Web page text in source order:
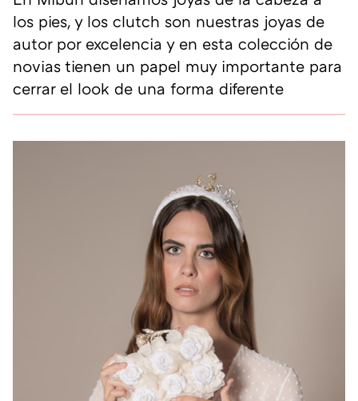
los pies, y los clutch son nuestras joyas de
autor por excelencia y en esta colección de
novias tienen un papel muy importante para
cerrar el look de una forma diferente